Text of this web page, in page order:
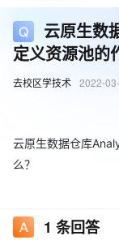
云原生数
定义资源池的
去校区学技术 2022-
云原生数据仓库
么？
1 条回答